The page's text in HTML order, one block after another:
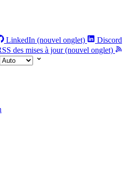
LinkedIn (nouvel onglet)
Discord
des mises à jour (nouvel onglet)